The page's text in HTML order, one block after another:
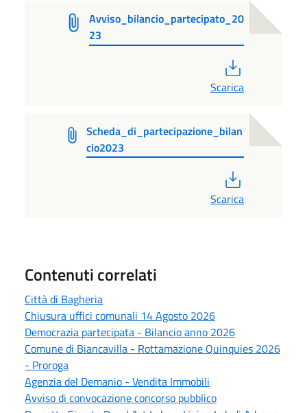
Avviso_bilancio_partecipato_20
23
Scarica
Scheda_di_partecipazione_bilan
cio2023
Scarica
Contenuti correlati
Città di Bagheria
Chiusura uffici comunali 14 Agosto 2026
Democrazia partecipata - Bilancio anno 2026
Comune di Biancavilla - Rottamazione Quinquies 2026
- Proroga
Agenzia del Demanio - Vendita Immobili
Avviso di convocazione concorso pubblico